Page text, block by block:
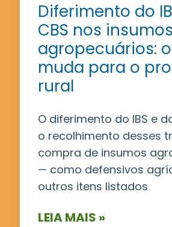
Diferimento do
CBS nos insumos
agropecuários:
muda para o
rural
O diferimento do IBS e
o recolhimento desses
compra de insumos
— como defensivos
outros itens listados
LEIA MAIS »